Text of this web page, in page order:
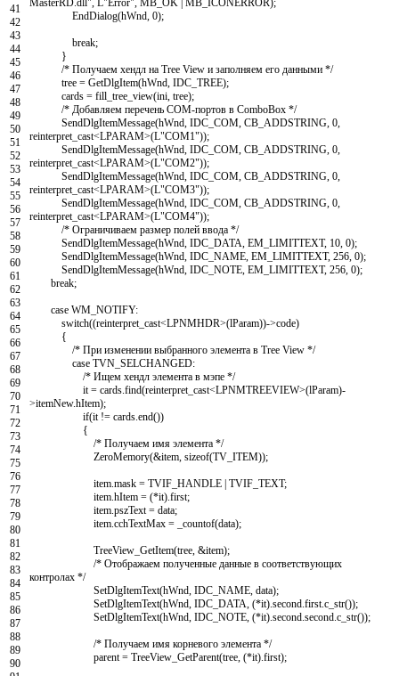
41
42
43
44
45
46
47
48
49
50
51
52
53
54
55
56
57
58
59
60
61
62
63
64
65
66
67
68
69
70
71
72
73
74
75
76
77
78
79
80
81
82
83
84
85
86
87
88
89
90
EndDialog(hWnd 0);
break;
}
/* Получаем хендл на Tree View и заполняем его данными */
tree = GetDlgItem(hWnd IDC_TREE);
cards = fill_tree_view(ini tree);
/* Добавляем перечень COM-портов в ComboBox */
SendDlgItemMessage(hWnd IDC_COM CB_ADDSTRING 0
reinterpret_cast<LPARAM>(L"COM1"));
SendDlgItemMessage(hWnd IDC_COM CB_ADDSTRING 0
reinterpret_cast<LPARAM>(L"COM2"));
SendDlgItemMessage(hWnd IDC_COM CB_ADDSTRING 0
reinterpret_cast<LPARAM>(L"COM3"));
SendDlgItemMessage(hWnd IDC_COM CB_ADDSTRING 0
reinterpret_cast<LPARAM>(L"COM4"));
/* Ограничиваем размер полей ввода */
SendDlgItemMessage(hWnd IDC_DATA EM_LIMITTEXT, 10 0);
SendDlgItemMessage(hWnd IDC_NAME EM_LIMITTEXT, 256 0);
SendDlgItemMessage(hWnd IDC_NOTE EM_LIMITTEXT, 256 0);
break;
case WM_NOTIFY:
switch((reinterpret_cast<LPNMHDR>(lParam))->code)
{
/* При изменении выбранного элемента в Tree View */
case TVN_SELCHANGED:
/* Ищем хендл элемента в мэпе */
it = cards find(reinterpret_cast<LPNMTREEVIEW>(lParam)-
>itemNew.hItem);
if(it != cards end())
{
/* Получаем имя элемента */
ZeroMemory(&item sizeof(TV_ITEM));
item mask = TVIF_HANDLE | TVIF_TEXT;
item hItem = (*it) first;
item pszText = data;
item cchTextMax = _countof(data);
TreeView_GetItem(tree &item);
/* Отображаем полученные данные в соответствующих
контролах */
SetDlgItemText(hWnd IDC_NAME data);
SetDlgItemText(hWnd IDC_DATA (*it) second first c_str());
SetDlgItemText(hWnd IDC_NOTE (*it) second second c_str());
/* Получаем имя корневого элемента */
parent = TreeView_GetParent(tree (*it) first);